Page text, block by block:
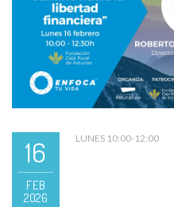
16
FEB
2026
LUNES 10:00-12:00